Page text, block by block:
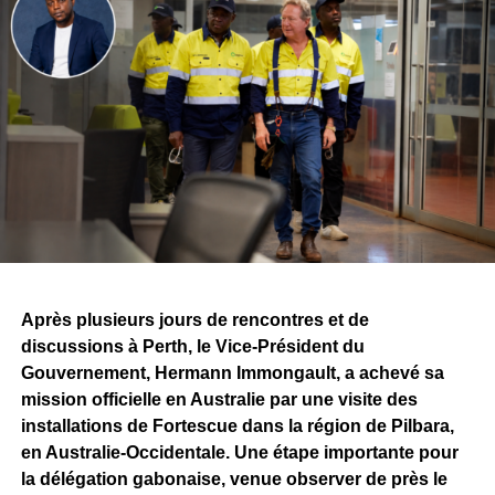
Après plusieurs jours de rencontres et de
discussions à Perth, le Vice-Président du
Gouvernement, Hermann Immongault, a achevé sa
mission officielle en Australie par une visite des
installations de Fortescue dans la région de Pilbara,
en Australie-Occidentale. Une étape importante pour
la délégation gabonaise, venue observer de près le